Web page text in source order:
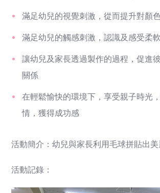
滿足幼兒的視覺刺激，從而提升對顏
滿足幼兒的觸感刺激，認識及感受柔
讓幼兒及家長透過製作的過程，促進
關係
在輕鬆愉快的環境下，享受親子時光
情，獲得成功感
活動簡介：幼兒與家長利用毛球拼貼出美
活動記錄：